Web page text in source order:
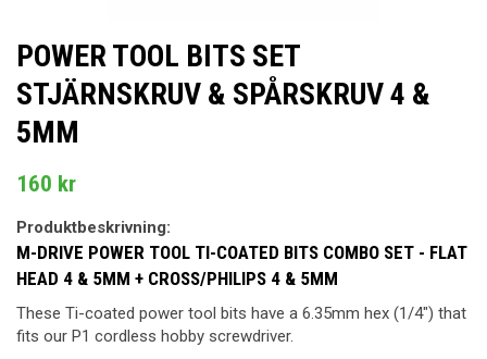
POWER TOOL BITS SET
STJÄRNSKRUV & SPÅRSKRUV 4 &
5MM
160 kr
Produktbeskrivning:
M-DRIVE POWER TOOL TI-COATED BITS COMBO SET - FLAT
HEAD 4 & 5MM + CROSS/PHILIPS 4 & 5MM
These Ti-coated power tool bits have a 6.35mm hex (1/4") that
fits our P1 cordless hobby screwdriver.